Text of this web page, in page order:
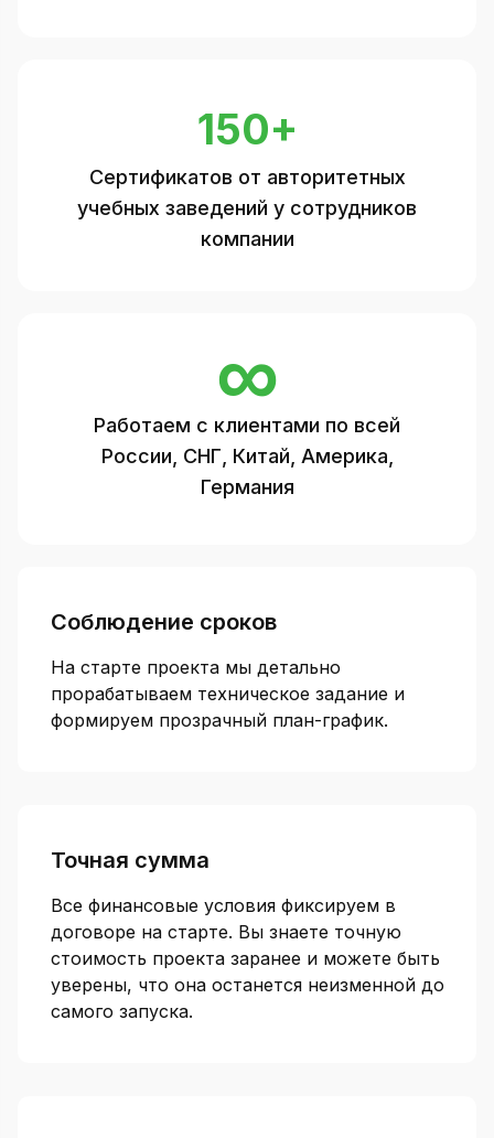
150+
Сертификатов от авторитетных
учебных заведений у сотрудников
компании
∞
Работаем с клиентами по всей
России, СНГ, Китай, Америка,
Германия
Соблюдение сроков
На старте проекта мы детально
прорабатываем техническое задание и
формируем прозрачный план-график.
Точная сумма
Все финансовые условия фиксируем в
договоре на старте. Вы знаете точную
стоимость проекта заранее и можете быть
уверены, что она останется неизменной до
самого запуска.